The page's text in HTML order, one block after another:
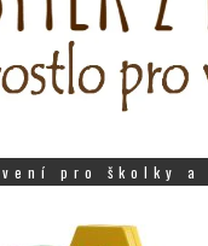
pro školky a